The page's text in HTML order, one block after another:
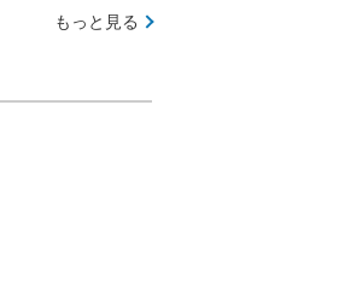
もっと見る